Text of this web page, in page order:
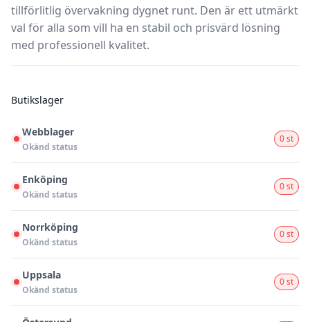
tillförlitlig övervakning dygnet runt. Den är ett utmärkt
val för alla som vill ha en stabil och prisvärd lösning
med professionell kvalitet.
Butikslager
Webblager
Okänd status
0 st
Enköping
Okänd status
0 st
Norrköping
Okänd status
0 st
Uppsala
Okänd status
0 st